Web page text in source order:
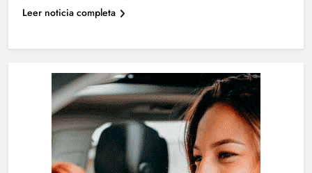
Leer noticia completa